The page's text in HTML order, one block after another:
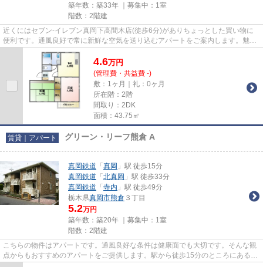
築年数：築33年 ｜募集中： 1室
階数：2階建
近くにはセブン-イレブン真岡下高間木店(徒歩6分)がありちょっとした買い物に
便利です。通風良好で常に新鮮な空気を送り込むアパートをご案内します。魅力
あふれる1フロア2住戸のため...
4.6万円
(管理費・共益費 -)
敷：1ヶ月｜礼：0ヶ月
所在階：2階
間取り：2DK
面積：43.75㎡
賃貸｜アパート グリーン・リーフ熊倉 A
真岡鉄道 「 真岡 」駅 徒歩15分
真岡鉄道 「 北真岡 」駅 徒歩33分
真岡鉄道 「 寺内 」駅 徒歩49分
栃木県真岡市熊倉 ３丁目
5.2万円
築年数：築20年 ｜募集中： 1室
階数：2階建
こちらの物件はアパートです。通風良好な条件は健康面でも大切です。そんな観
点からもおすすめのアパートをご提供します。駅から徒歩15分のところにあるア